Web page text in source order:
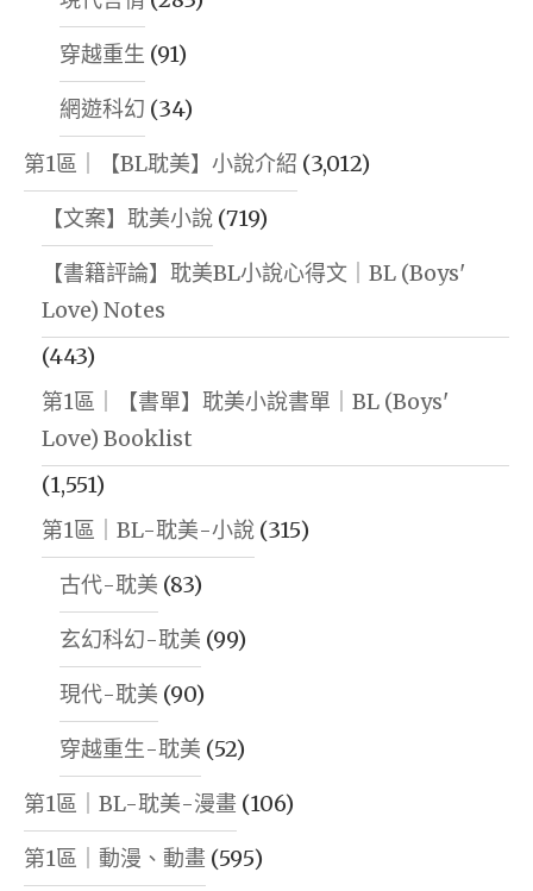
穿越重生 (91)
網遊科幻 (34)
第1區｜【BL耽美】小說介紹 (3,012)
【文案】耽美小說 (719)
【書籍評論】耽美BL小說心得文｜BL (Boys'
Love) Notes
(443)
第1區｜【書單】耽美小說書單｜BL (Boys'
Love) Booklist
(1,551)
第1區｜BL-耽美-小說 (315)
古代-耽美 (83)
玄幻科幻-耽美 (99)
現代-耽美 (90)
穿越重生-耽美 (52)
第1區｜BL-耽美-漫畫 (106)
第1區｜動漫、動畫 (595)